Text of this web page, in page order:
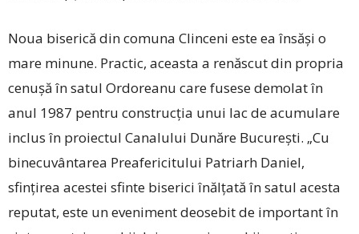
Noua biserică din comuna Clinceni este ea însăși o
mare minune. Practic, aceasta a renăscut din propria
cenușă în satul Ordoreanu care fusese demolat în
anul 1987 pentru construcția unui lac de acumulare
inclus în proiectul Canalului Dunăre București. „Cu
binecuvântarea Preafericitului Patriarh Daniel,
sfințirea acestei sfinte biserici înălțată în satul acesta
reputat, este un eveniment deosebit de important în